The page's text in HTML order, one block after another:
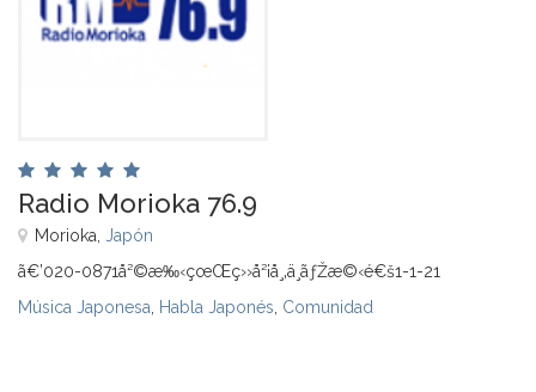
Radio Morioka 76.9
Morioka, Japón
ã€’020-0871å²©æ‰‹çœŒç››å²¡å¸‚ä¸­ãƒŽæ©‹é€š1-1-21
Música Japonesa Habla Japonés Comunidad